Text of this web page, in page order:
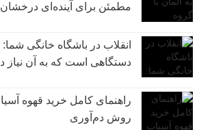
مطمئن برای آینده‌ای درخشان
انقلاب در باشگاه خانگی شما:
دستگاهی است که به آن نیاز
راهنمای کامل خرید قهوه
روش دم‌آوری